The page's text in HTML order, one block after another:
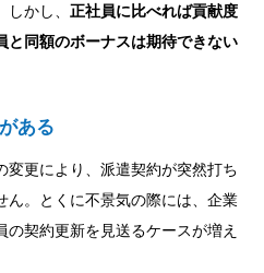
かし、 正社員に比べれば貢献度
と同額のボーナスは期待できない
ある
変更により、派遣契約が突然打ち
ん。とくに不景気の際には、企業
契約更新を見送るケースが増え